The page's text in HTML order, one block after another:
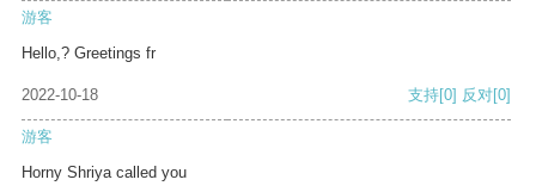
游客
Hello,? Greetings fr
2022-10-18 支持[0] 反对[0]
游客
Horny Shriya called you